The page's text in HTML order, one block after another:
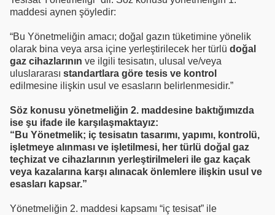
maddesi aynen şöyledir:
“Bu Yönetmeliğin amacı; doğal gazın tüketimine yönelik
olarak bina veya arsa içine yerleştirilecek her türlü doğal
gaz cihazlarının ve ilgili tesisatın, ulusal ve/veya
uluslararası standartlara göre tesis ve kontrol
edilmesine ilişkin usul ve esasların belirlenmesidir.”
Söz konusu yönetmeliğin 2. maddesine baktığımızda
ise şu ifade ile karşılaşmaktayız:
“Bu Yönetmelik; iç tesisatın tasarımı, yapımı, kontrolü,
işletmeye alınması ve işletilmesi, her türlü doğal gaz
teçhizat ve cihazlarının yerleştirilmeleri ile gaz kaçak
veya kazalarına karşı alınacak önlemlere ilişkin usul ve
esasları kapsar.”
Yönetmeliğin 2. maddesi kapsamı “iç tesisat” ile